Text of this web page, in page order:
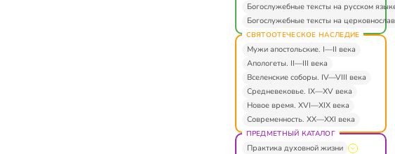
Богослужебные тексты на русском
Богослужебные тексты на
СВЯТООТЕЧЕСКОЕ НАСЛЕДИЕ
Мужи апостольские. I—II века
Апологеты. II—III века
Вселенские соборы. IV—VIII века
Средневековье. IX—XV века
Новое время. XVI—XIX века
Современность. XX—XXI века
ПРЕДМЕТНЫЙ КАТАЛОГ
Практика духовной жизни